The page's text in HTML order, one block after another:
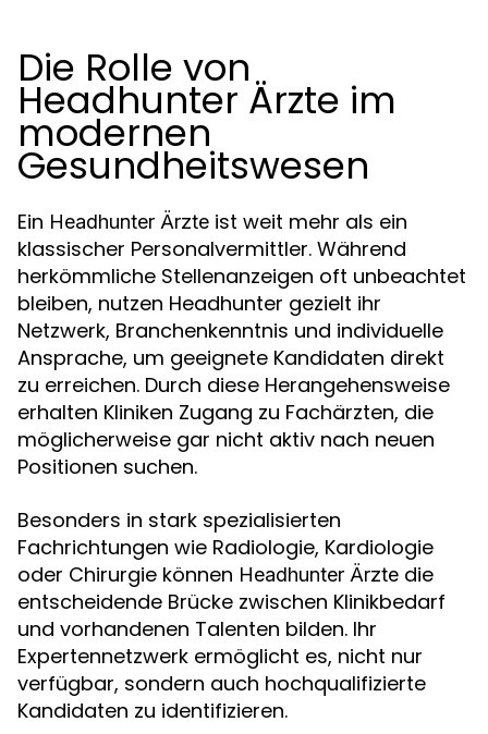
Die Rolle von
Headhunter Ärzte im
modernen
Gesundheitswesen
Ein Headhunter Ärzte ist weit mehr als ein
klassischer Personalvermittler. Während
herkömmliche Stellenanzeigen oft unbeachtet
bleiben, nutzen Headhunter gezielt ihr
Netzwerk, Branchenkenntnis und individuelle
Ansprache, um geeignete Kandidaten direkt
zu erreichen. Durch diese Herangehensweise
erhalten Kliniken Zugang zu Fachärzten, die
möglicherweise gar nicht aktiv nach neuen
Positionen suchen.
Besonders in stark spezialisierten
Fachrichtungen wie Radiologie, Kardiologie
oder Chirurgie können Headhunter Ärzte die
entscheidende Brücke zwischen Klinikbedarf
und vorhandenen Talenten bilden. Ihr
Expertennetzwerk ermöglicht es, nicht nur
verfügbar, sondern auch hochqualifizierte
Kandidaten zu identifizieren.